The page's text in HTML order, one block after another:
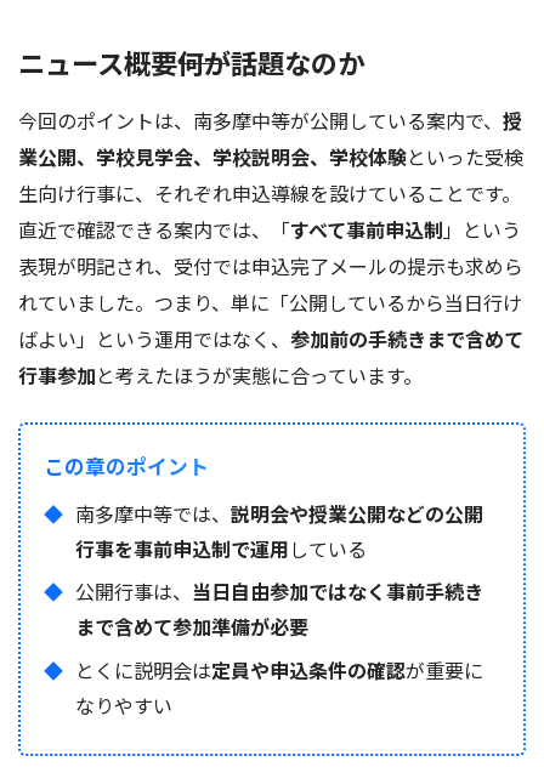
ニュース概要――何が話題なのか
今回のポイントは、南多摩中等が公開している案内で、 授
業公開、学校見学会、学校説明会、学校体験といった受検
生向け行事に、それぞれ申込導線を設けていることです。
直近で確認できる案内では、「すべて事前申込制」という
表現が明記され、受付では申込完了メールの提示も求めら
れていました。つまり、単に「公開しているから当日行け
ばよい」という運用ではなく、 参加前の手続きまで含めて
行事参加と考えたほうが実態に合っています。
この章のポイント
南多摩中等では、 説明会や授業公開などの公開
行事を事前申込制で運用している
公開行事は、 当日自由参加ではなく事前手続き
まで含めて参加準備が必要
とくに説明会は定員や申込条件の確認が重要に
なりやすい